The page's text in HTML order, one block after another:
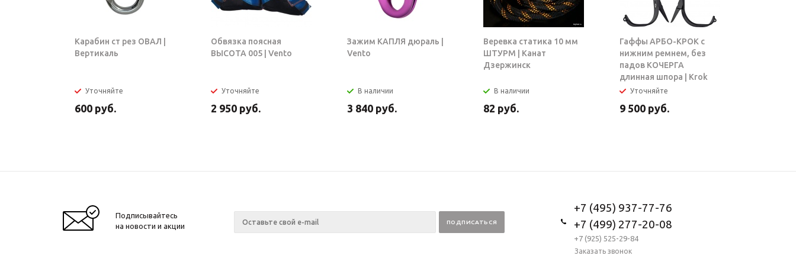
Карабин ст рез ОВАЛ |
Вертикаль
Уточняйте
600 руб.
Обвязка поясная
ВЫСОТА 005 | Vento
Уточняйте
2 950 руб.
Зажим КАПЛЯ дюраль |
Vento
В наличии
3 840 руб.
Веревка статика 10 мм
ШТУРМ | Канат
Дзержинск
В наличии
82 руб.
Гаффы АРБО-КРОК с
нижним ремнем, без
падов КОЧЕРГА
длинная шпора | Krok
Уточняйте
9 500 руб.
Подписывайтесь
на новости и акции
+7 (495) 937-77-76
+7 (499) 277-20-08
+7 (925) 525-29-84
Заказать звонок